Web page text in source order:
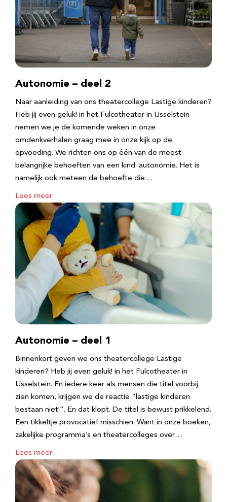
Autonomie – deel 2
Naar aanleiding van ons theatercollege Lastige kinderen?
Heb jij even geluk! in het Fulcotheater in IJsselstein
nemen we je de komende weken in onze
omdenkverhalen graag mee in onze kijk op de
opvoeding. We richten ons op één van de meest
belangrijke behoeften van een kind: autonomie. Het is
namelijk ook meteen de behoefte die…
Lees meer
Autonomie – deel 1
Binnenkort geven we ons theatercollege Lastige
kinderen? Heb jij even geluk! in het Fulcotheater in
IJsselstein. En iedere keer als mensen die titel voorbij
zien komen, krijgen we de reactie “lastige kinderen
bestaan niet!”. En dat klopt. De titel is bewust prikkelend.
Een tikkeltje provocatief misschien. Want in onze boeken,
zakelijke programma’s en theatercolleges over…
Lees meer